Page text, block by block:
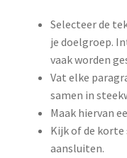
Selecteer de
je doelgroep.
vaak worden
Vat elke
samen in
Maak hiervan
Kijk of de
aansluiten.